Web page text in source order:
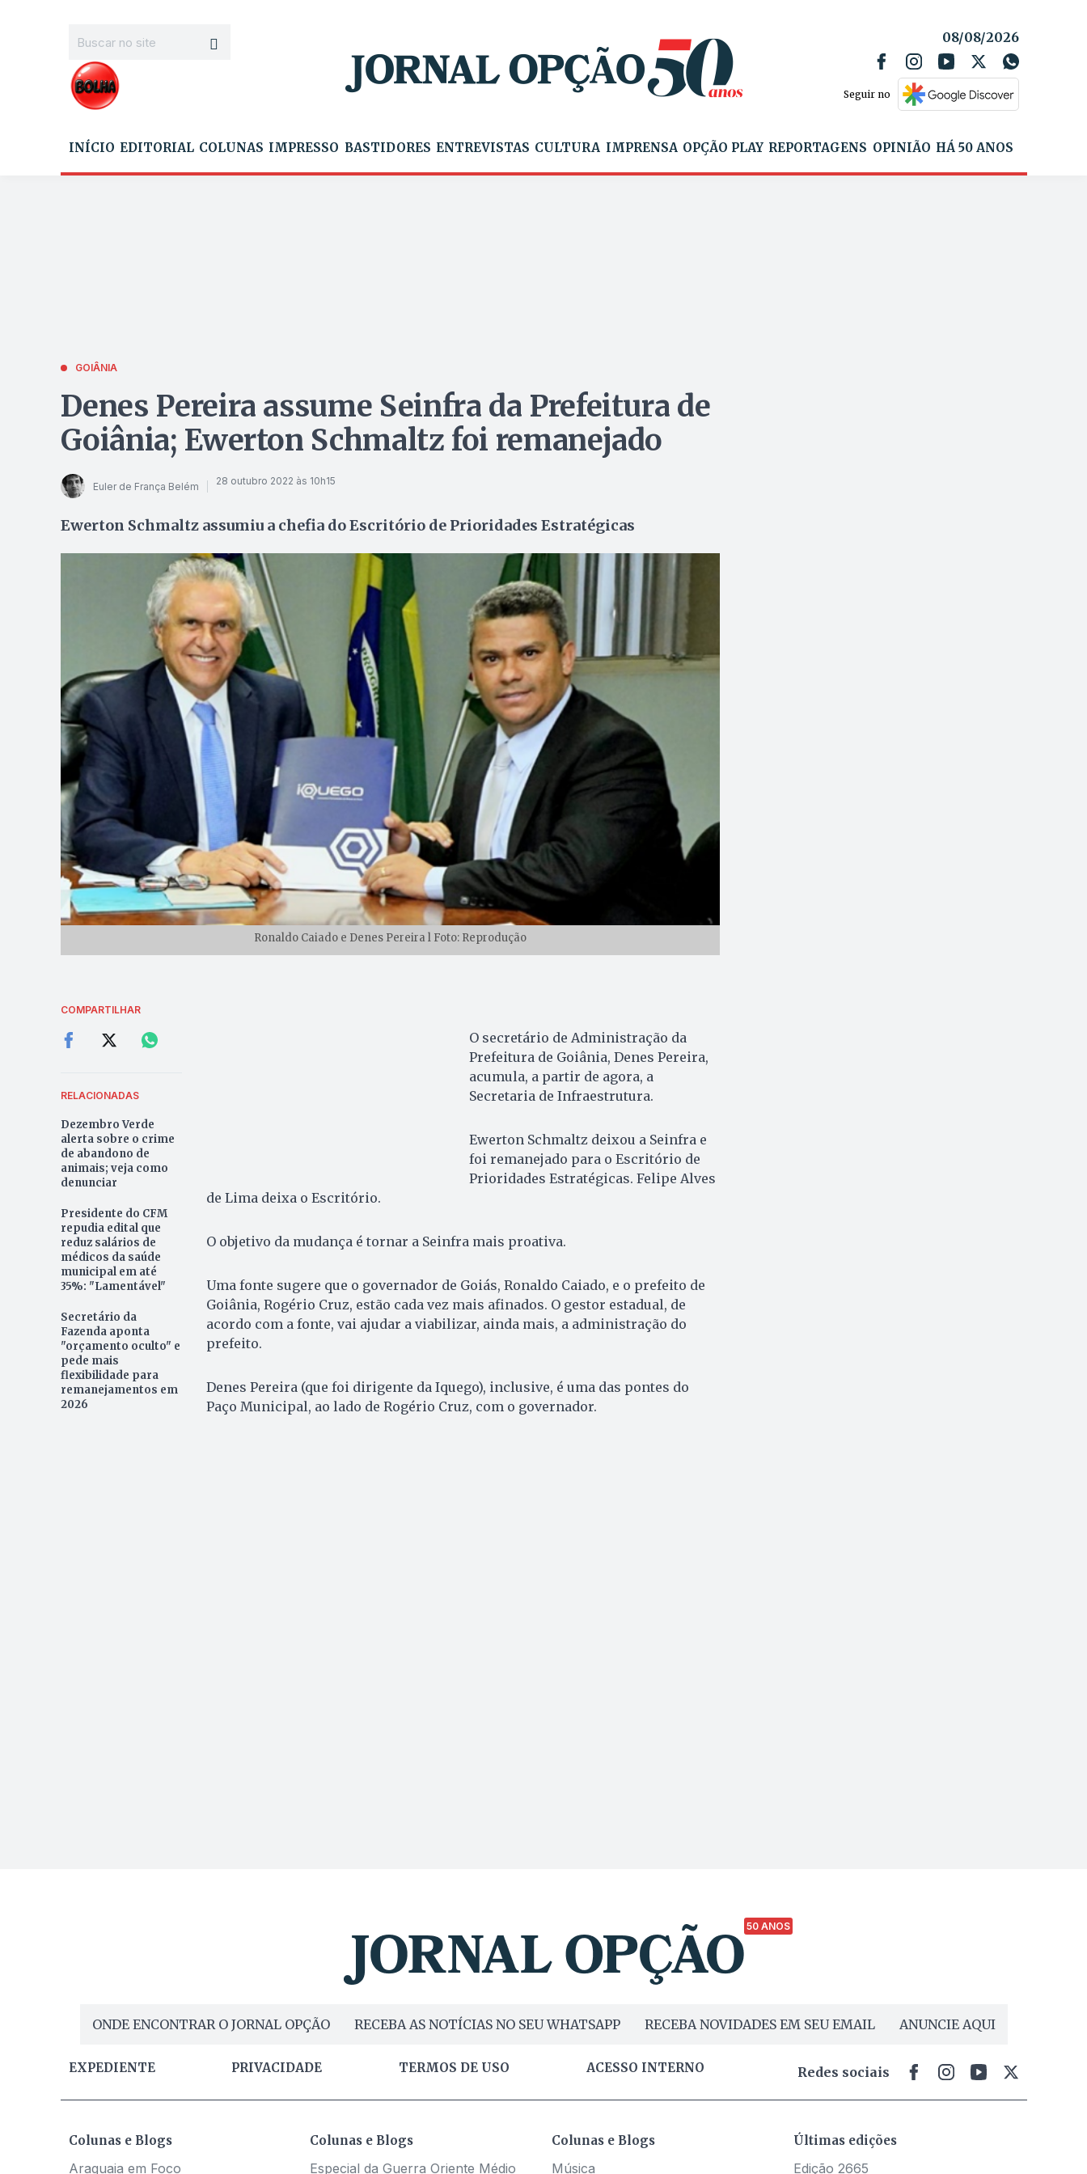
08/08/2026
Seguir no
INÍCIO EDITORIAL COLUNAS IMPRESSO BASTIDORES ENTREVISTAS CULTURA IMPRENSA OPÇÃO PLAY REPORTAGENS OPINIÃO HÁ 50 ANOS
GOIÂNIA
Denes Pereira assume Seinfra da Prefeitura de
Goiânia; Ewerton Schmaltz foi remanejado
Euler de França Belém 28 outubro 2022 às 10h15
Ewerton Schmaltz assumiu a chefia do Escritório de Prioridades Estratégicas
Ronaldo Caiado e Denes Pereira l Foto: Reprodução
COMPARTILHAR
RELACIONADAS
Dezembro Verde
alerta sobre o crime
de abandono de
animais; veja como
denunciar
Presidente do CFM
repudia edital que
reduz salários de
médicos da saúde
municipal em até
35%: "Lamentável"
Secretário da
Fazenda aponta
"orçamento oculto" e
pede mais
flexibilidade para
remanejamentos em
2026
O secretário de Administração da
Prefeitura de Goiânia, Denes Pereira,
acumula, a partir de agora, a
Secretaria de Infraestrutura.
Ewerton Schmaltz deixou a Seinfra e
foi remanejado para o Escritório de
Prioridades Estratégicas. Felipe Alves
de Lima deixa o Escritório.
O objetivo da mudança é tornar a Seinfra mais proativa.
Uma fonte sugere que o governador de Goiás, Ronaldo Caiado, e o prefeito de
Goiânia, Rogério Cruz, estão cada vez mais afinados. O gestor estadual, de
acordo com a fonte, vai ajudar a viabilizar, ainda mais, a administração do
prefeito.
Denes Pereira (que foi dirigente da Iquego), inclusive, é uma das pontes do
Paço Municipal, ao lado de Rogério Cruz, com o governador.
50 ANOS
ONDE ENCONTRAR O JORNAL OPÇÃO RECEBA AS NOTÍCIAS NO SEU WHATSAPP RECEBA NOVIDADES EM SEU EMAIL ANUNCIE AQUI
EXPEDIENTE PRIVACIDADE TERMOS DE USO ACESSO INTERNO Redes sociais
Colunas e Blogs
Araguaia em Foco
Colunas e Blogs
Especial da Guerra Oriente Médio
Colunas e Blogs
Música
Últimas edições
Edição 2665